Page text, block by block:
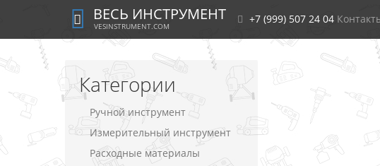
ВЕСЬ ИНСТРУМЕНТ
VESINSTRUMENT.COM
+7 (999) 507 24 04
Категории
Ручной инструмент
Измерительный инструмент
Расходные материалы